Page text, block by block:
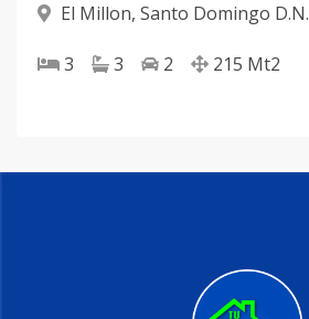
El Millon, Santo Domingo D.N.
3 3 2 215 Mt2